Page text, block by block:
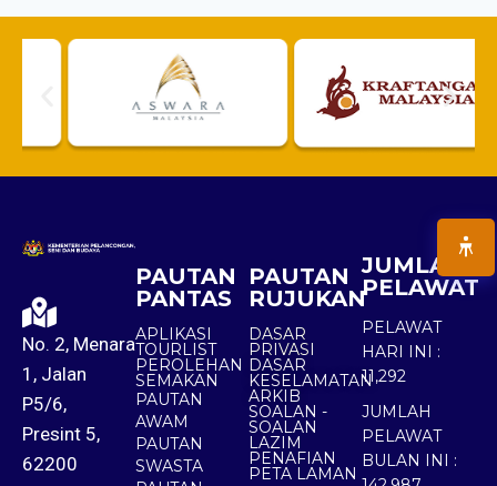
No. 2, Menara
1, Jalan
P5/6,
Presint 5,
62200
PAUTAN
PANTAS
APLIKASI
TOURLIST
PEROLEHAN
SEMAKAN
PAUTAN
AWAM
PAUTAN
SWASTA
PAUTAN
RUJUKAN
DASAR
PRIVASI
DASAR
KESELAMATAN
ARKIB
SOALAN -
SOALAN
LAZIM
PENAFIAN
PETA LAMAN
JUMLAH
PELAWAT
PELAWAT
HARI INI :
11,292
JUMLAH
PELAWAT
BULAN INI :